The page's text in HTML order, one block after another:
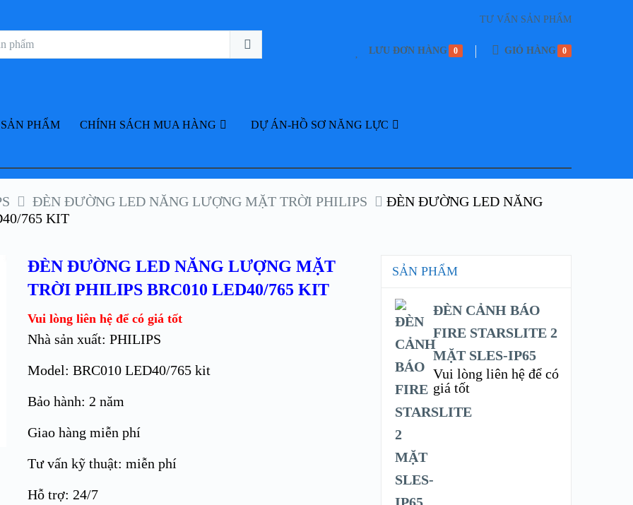
TƯ VẤN SẢN PHẨM
LƯU ĐƠN HÀNG 0 GIỎ HÀNG 0
PHẨM CHÍNH SÁCH MUA HÀNG DỰ ÁN-HỒ SƠ NĂNG LỰC
ĐÈN ĐƯỜNG LED NĂNG LƯỢNG MẶT TRỜI PHILIPS
ĐÈN ĐƯỜNG LED NĂNG
765 KIT
ĐÈN ĐƯỜNG LED NĂNG LƯỢNG MẶT
TRỜI PHILIPS BRC010 LED40/765 KIT
Vui lòng liên hệ để có giá tốt
Nhà sản xuất: PHILIPS
Model: BRC010 LED40/765 kit
Bảo hành: 2 năm
Giao hàng miễn phí
Tư vấn kỹ thuật: miễn phí
Hỗ trợ: 24/7
SẢN PHẨM
ĐÈN CẢNH BÁO
FIRE STARSLITE 2
MẶT SLES-IP65
Vui lòng liên hệ để có
giá tốt